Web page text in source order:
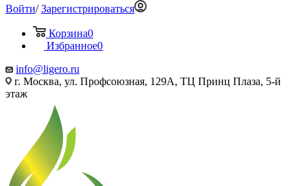
Войти/Зарегистрироваться
Корзина0
Избранное0
info@ligero.ru
г. Москва, ул. Профсоюзная, 129А, ТЦ Принц Плаза, 5-й
этаж